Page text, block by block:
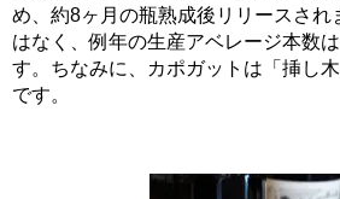
め、約8ヶ月の瓶熟成後リリースされ
はなく、例年の生産アベレージ本数
す。ちなみに、カポガットは「挿し
です。